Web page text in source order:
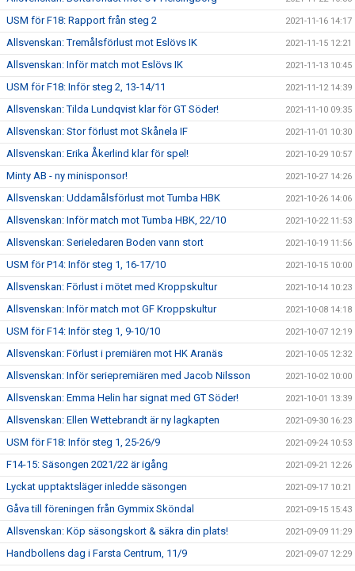
USM för F18: Rapport från steg 2 2021-11-16 14:17
Allsvenskan: Tremålsförlust mot Eslövs IK 2021-11-15 12:21
Allsvenskan: Inför match mot Eslövs IK 2021-11-13 10:45
USM för F18: Inför steg 2, 13-14/11 2021-11-12 14:39
Allsvenskan: Tilda Lundqvist klar för GT Söder! 2021-11-10 09:35
Allsvenskan: Stor förlust mot Skånela IF 2021-11-01 10:30
Allsvenskan: Erika Åkerlind klar för spel! 2021-10-29 10:57
Minty AB - ny minisponsor! 2021-10-27 14:26
Allsvenskan: Uddamålsförlust mot Tumba HBK 2021-10-26 14:06
Allsvenskan: Inför match mot Tumba HBK, 22/10 2021-10-22 11:53
Allsvenskan: Serieledaren Boden vann stort 2021-10-19 11:56
USM för P14: Inför steg 1, 16-17/10 2021-10-15 10:00
Allsvenskan: Förlust i mötet med Kroppskultur 2021-10-14 10:23
Allsvenskan: Inför match mot GF Kroppskultur 2021-10-08 14:18
USM för F14: Inför steg 1, 9-10/10 2021-10-07 12:19
Allsvenskan: Förlust i premiären mot HK Aranäs 2021-10-05 12:32
Allsvenskan: Inför seriepremiären med Jacob Nilsson 2021-10-02 10:00
Allsvenskan: Emma Helin har signat med GT Söder! 2021-10-01 13:39
Allsvenskan: Ellen Wettebrandt är ny lagkapten 2021-09-30 16:23
USM för F18: Inför steg 1, 25-26/9 2021-09-24 10:53
F14-15: Säsongen 2021/22 är igång 2021-09-21 12:26
Lyckat upptaktsläger inledde säsongen 2021-09-17 10:21
Gåva till föreningen från Gymmix Sköndal 2021-09-15 15:43
Allsvenskan: Köp säsongskort & säkra din plats! 2021-09-09 11:29
Handbollens dag i Farsta Centrum, 11/9 2021-09-07 12:29